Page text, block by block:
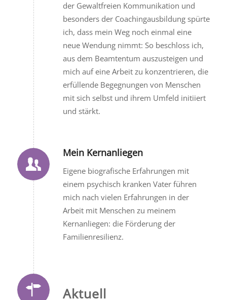
der Gewaltfreien Kommunikation und
besonders der Coachingausbildung spürte
ich, dass mein Weg noch einmal eine
neue Wendung nimmt: So beschloss ich,
aus dem Beamtentum auszusteigen und
mich auf eine Arbeit zu konzentrieren, die
erfüllende Begegnungen von Menschen
mit sich selbst und ihrem Umfeld initiiert
und stärkt.
Mein Kernanliegen
Eigene biografische Erfahrungen mit
einem psychisch kranken Vater führen
mich nach vielen Erfahrungen in der
Arbeit mit Menschen zu meinem
Kernanliegen: die Förderung der
Familienresilienz.
Aktuell